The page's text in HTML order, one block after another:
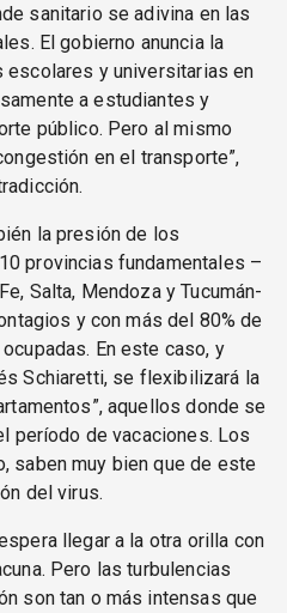
sanitario se adivina en las
El gobierno anuncia la
escolares y universitarias en
a estudiantes y
público. Pero al mismo
en el transporte”,
la presión de los
provincias fundamentales –
Salta, Mendoza y Tucumán-
y con más del 80% de
En este caso, y
Schiaretti, se flexibilizará la
aquellos donde se
período de vacaciones. Los
saben muy bien que de este
del virus.
llegar a la otra orilla con
Pero las turbulencias
son tan o más intensas que